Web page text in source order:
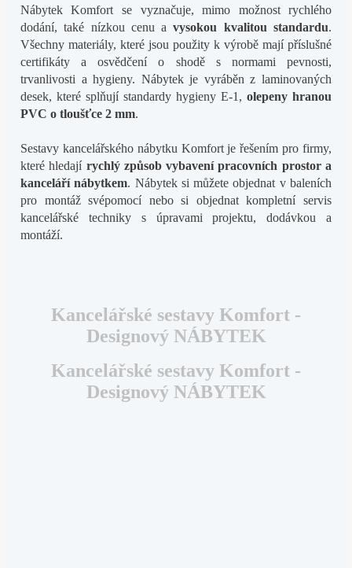
Nábytek Komfort se vyznačuje, mimo možnost rychlého
dodání, také nízkou cenu avysokou kvalitou standardu.
Všechny materiály, které jsou použity k výrobě mají příslušné
certifikáty a osvědčení o shodě s normami pevnosti,
trvanlivosti a hygieny. Nábytek je vyráběn z laminovaných
desek, které splňují standardy hygieny E-1,olepeny hranou
PVC o tloušťce 2 mm.
Sestavy kancelářského nábytku Komfort je řešením pro firmy,
které hledají rychlý způsob vybavení pracovních prostor a
kanceláří nábytkem. Nábytek si můžete objednat v baleních
pro montáž svépomocí nebo si objednat kompletní servis
kancelářské techniky s úpravami projektu, dodávkou a
montáží.
Kancelářské sestavy Komfort -
Designový NÁBYTEK
Kancelářské sestavy Komfort -
Designový NÁBYTEK